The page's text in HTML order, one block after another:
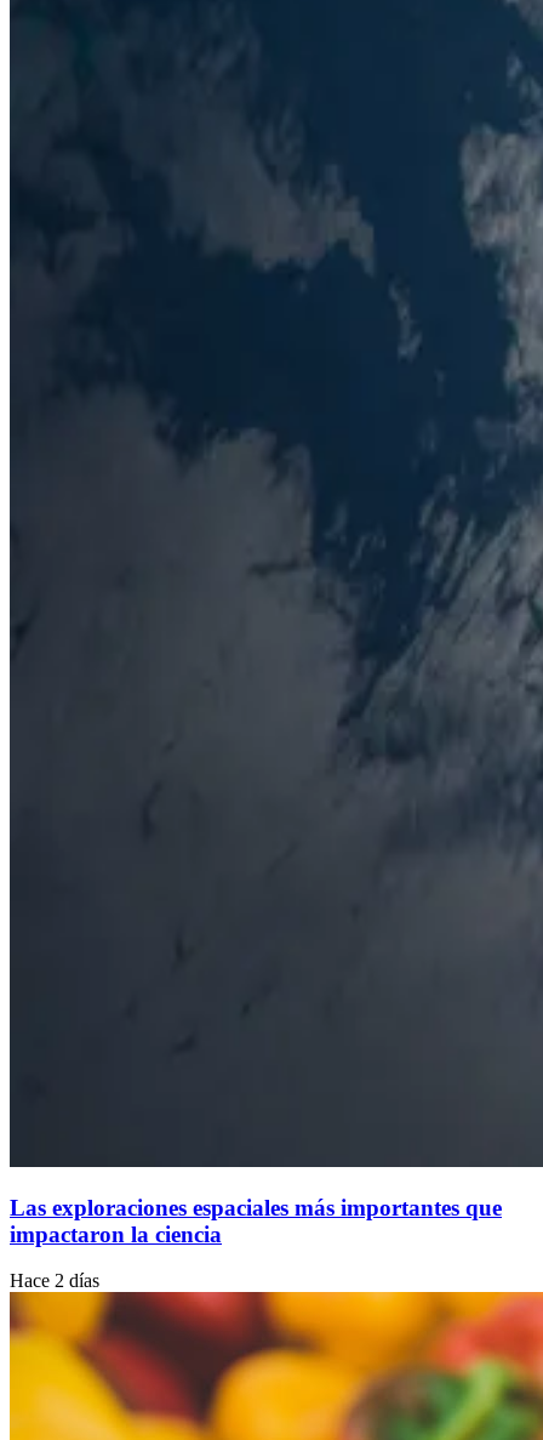
Las exploraciones espaciales más importantes que
impactaron la ciencia
Hace 2 días